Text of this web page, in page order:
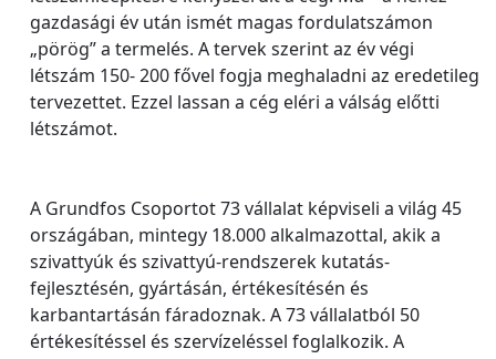
gazdasági év után ismét magas fordulatszámon
„pörög” a termelés. A tervek szerint az év végi
létszám 150- 200 fővel fogja meghaladni az eredetileg
tervezettet. Ezzel lassan a cég eléri a válság előtti
létszámot.
A Grundfos Csoportot 73 vállalat képviseli a világ 45
országában, mintegy 18.000 alkalmazottal, akik a
szivattyúk és szivattyú-rendszerek kutatás-
fejlesztésén, gyártásán, értékesítésén és
karbantartásán fáradoznak. A 73 vállalatból 50
értékesítéssel és szervízeléssel foglalkozik. A